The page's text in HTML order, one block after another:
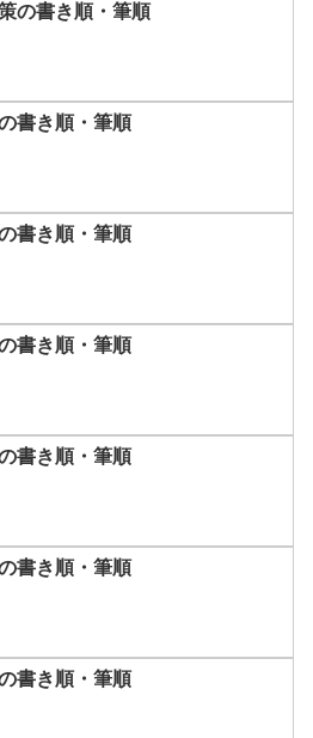
の書き順・筆順
書き順・筆順
書き順・筆順
書き順・筆順
書き順・筆順
書き順・筆順
書き順・筆順